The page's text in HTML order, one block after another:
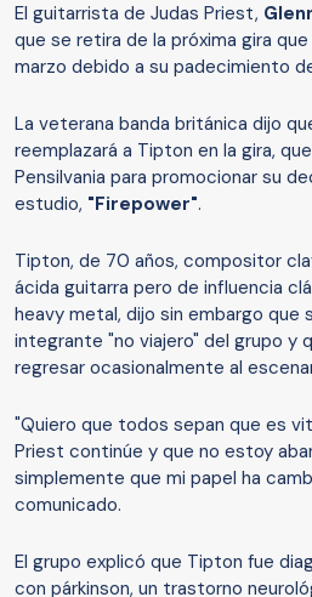
El guitarrista de Judas Priest,
que se retira de la próxima gira
marzo debido a su padecimiento
La veterana banda británica dijo
reemplazará a Tipton en la gira,
Pensilvania para promocionar su
estudio, "Firepower".
Tipton, de 70 años, compositor
ácida guitarra pero de influencia
heavy metal, dijo sin embargo que
integrante "no viajero" del grupo y
regresar ocasionalmente al
"Quiero que todos sepan que es
Priest continúe y que no estoy
simplemente que mi papel ha
comunicado.
El grupo explicó que Tipton fue
con párkinson, un trastorno